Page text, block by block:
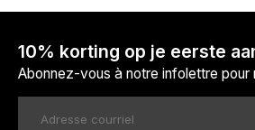
10% korting op je eerste
Abonnez-vous à notre infolettre pour